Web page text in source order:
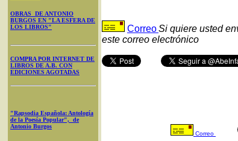
OBRAS DE ANTONIO
BURGOS EN "LA ESFERA DE
LOS LIBROS"
COMPRA POR INTERNET DE
LIBROS DE A.B. CON
EDICIONES AGOTADAS
"Rapsodia Española: Antología
de la Poesía Popular", de
Antonio Burgos
CorreoSi quiere usted
este correo electrónico
Correo